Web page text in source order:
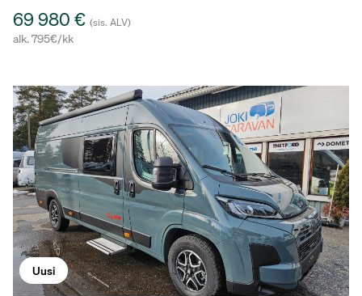
69 980 € (sis. ALV)
alk. 795€/kk
Uusi